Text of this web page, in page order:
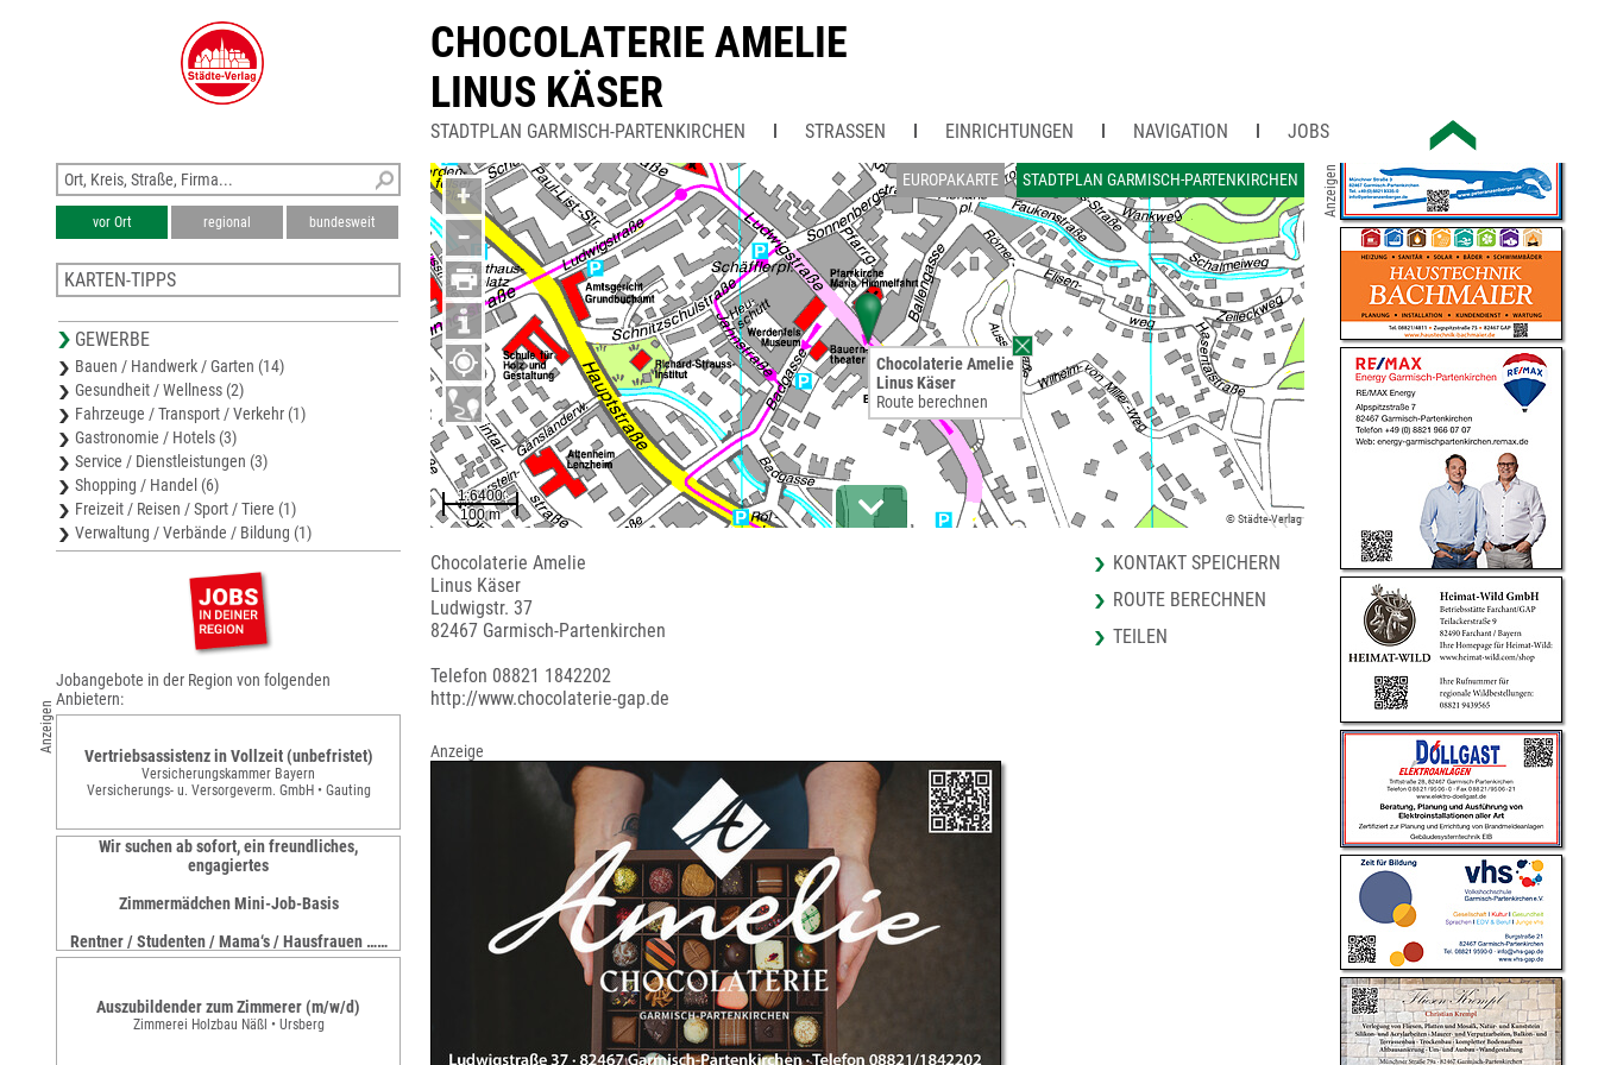
CHOCOLATERIE AMELIE
LINUS KÄSER
STADTPLAN GARMISCH-PARTENKIRCHEN STRASSEN EINRICHTUNGEN NAVIGATION JOBS
EUROPAKARTE STADTPLAN GARMISCH-PARTENKIRCHEN
+
−
© Städte-Verlag
Chocolaterie Amelie
Linus Käser
Route berechnen
Chocolaterie Amelie
Linus Käser
Ludwigstr. 37
82467 Garmisch-Partenkirchen
Telefon 08821 1842202
http://www.chocolaterie-gap.de
KONTAKT SPEICHERN
ROUTE BERECHNEN
TEILEN
Anzeige
vor Ort regional bundesweit
KARTEN-TIPPS
Stadtplan Mittenwald
Stadtplan Ohlstadt
Stadtplan Markt Murnau a. Staffelsee
Stadtplan Markt Peißenberg
GEWERBE
Bauen / Handwerk / Garten (14)
Gesundheit / Wellness (2)
Fahrzeuge / Transport / Verkehr (1)
Gastronomie / Hotels (3)
Service / Dienstleistungen (3)
Shopping / Handel (6)
Freizeit / Reisen / Sport / Tiere (1)
Verwaltung / Verbände / Bildung (1)
Anzeigen
Jobangebote in der Region von folgenden
Anbietern:
Vertriebsassistenz in Vollzeit (unbefristet)
Versicherungskammer Bayern
Versicherungs- u. Versorgeverm. GmbH • Gauting
Wir suchen ab sofort, ein freundliches,
engagiertes
Zimmermädchen Mini-Job-Basis
Rentner / Studenten / Mama‘s / Hausfrauen ……
Room'z
Auszubildender zum Zimmerer (m/w/d)
Zimmerei Holzbau Näßl • Ursberg
Anzeigen